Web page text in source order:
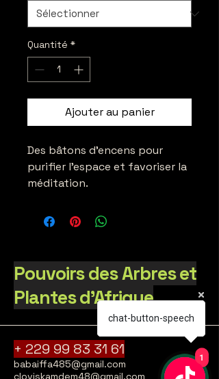
Quantité *
Ajouter au panier
Des bâtons d'encens pour
purifier l'espace et favoriser la
méditation.
Pouvoirs des Arbres et
Plantes d'Afrique
+ 229 99 83 31 61
babaiffa485@gmail.com
cloviskamdem48@gmail.com
chat-button-speech
1
chat-button-speech
1
chat-button-speech
1